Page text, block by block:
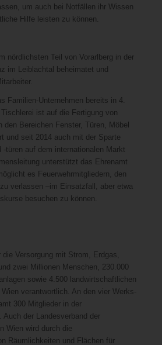
um auch bei Notfällen ihr Wissen
Hilfe leisten zu können.
nördlichsten Teil von Vorarlberg in der
im Leiblachtal beheimatet und
Familien-Unternehmen bereits in 4.
ist auf die Fertigung von
den Bereichen Fenster, Türen, Möbel
und seit 2014 auch mit der Sparte
türen auf dem internationalen Markt
unterstützt das Ehrenamt
es Feuerwehrmitgliedern, den
verlassen –im Einsatzfall, aber etwa
besuchen zu können.
Versorgung mit Strom, Erdgas,
zwei Millionen Menschen, 230.000
sowie 4.500 landwirtschaftlichen
verantwortlich. An den vier Werks-
300 Mitglieder in der
Auch der Landesverband der
Wien wird durch die
Räumlichkeiten und Flächen für